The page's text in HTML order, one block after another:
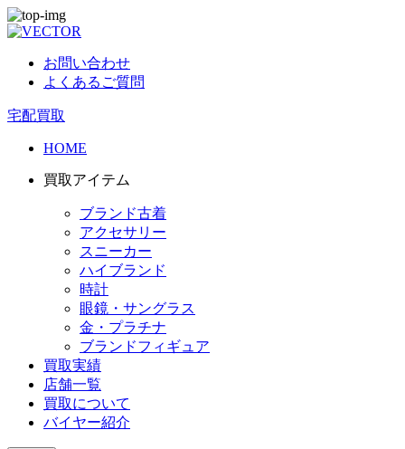
お問い合わせ
よくあるご質問
宅配買取
HOME
買取アイテム
ブランド古着
アクセサリー
スニーカー
ハイブランド
時計
眼鏡・サングラス
金・プラチナ
ブランドフィギュア
買取実績
店舗一覧
買取について
バイヤー紹介